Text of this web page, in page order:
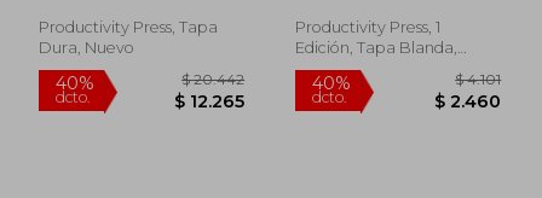
Productivity Press, Tapa
Dura, Nuevo
Inglés)
Productivity Press, 1
Edición, Tapa Blanda,
Nuevo